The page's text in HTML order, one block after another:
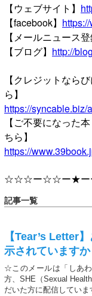
【ウェブサイト】
【facebook】
【メールニュース登
【ブログ】 http://
【クレジットなら
ら】
https://
【ご不要になった
ちら】
https://
☆☆☆ー☆☆ー★ーー
記事一覧
【Tear’s Letter
示されていますか
☆このメールは「しあ
方、SHE（Sexual
だいた方に配信してい